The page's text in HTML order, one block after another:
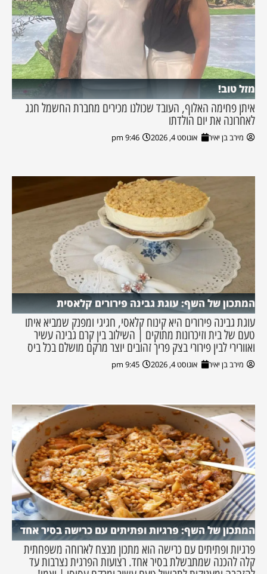
מזל טוב!
איתן פחימה האלוף, העובד שכולנו מכירים מחברת החשמל חגג
לאחרונה את יום הולדתו
מירב בן יאיר אוגוסט 4, 2026 9:46 pm
המתכון של השף: עוגת גבינה פירורים קלאסית
עוגת גבינה פירורים היא קינוח קלאסי, חגיגי ומפנק שמביא איתו
טעם של בית וזיכרונות מתוקים | השילוב בין קרם גבינה עשיר
ואוורירי לבין פירורי בצק פריך זהובים יוצר מרקם מושלם בכל ביס
מירב בן יאיר אוגוסט 4, 2026 9:45 pm
המתכון של השף: פרגיות ופתיתים עם כרישה בסיר אחד
פרגיות ופתיתים עם כרישה הוא מתכון מנצח לארוחה משפחתית
קלה להכנה שמתבשלת בסיר אחד. רצועות הפרגית נצרבות עד